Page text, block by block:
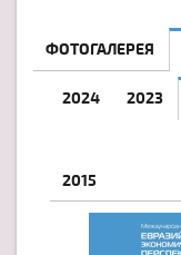
ФОТОГАЛЕРЕЯ
2024 2023
2015